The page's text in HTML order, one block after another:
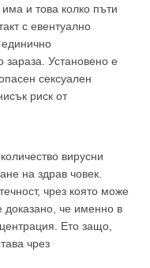
и това колко пъти
с евентуално
Установено е
сексуален
риск от
вирусни
на здрав човек.
чрез която може
доказано, че именно в
Ето защо,
чрез